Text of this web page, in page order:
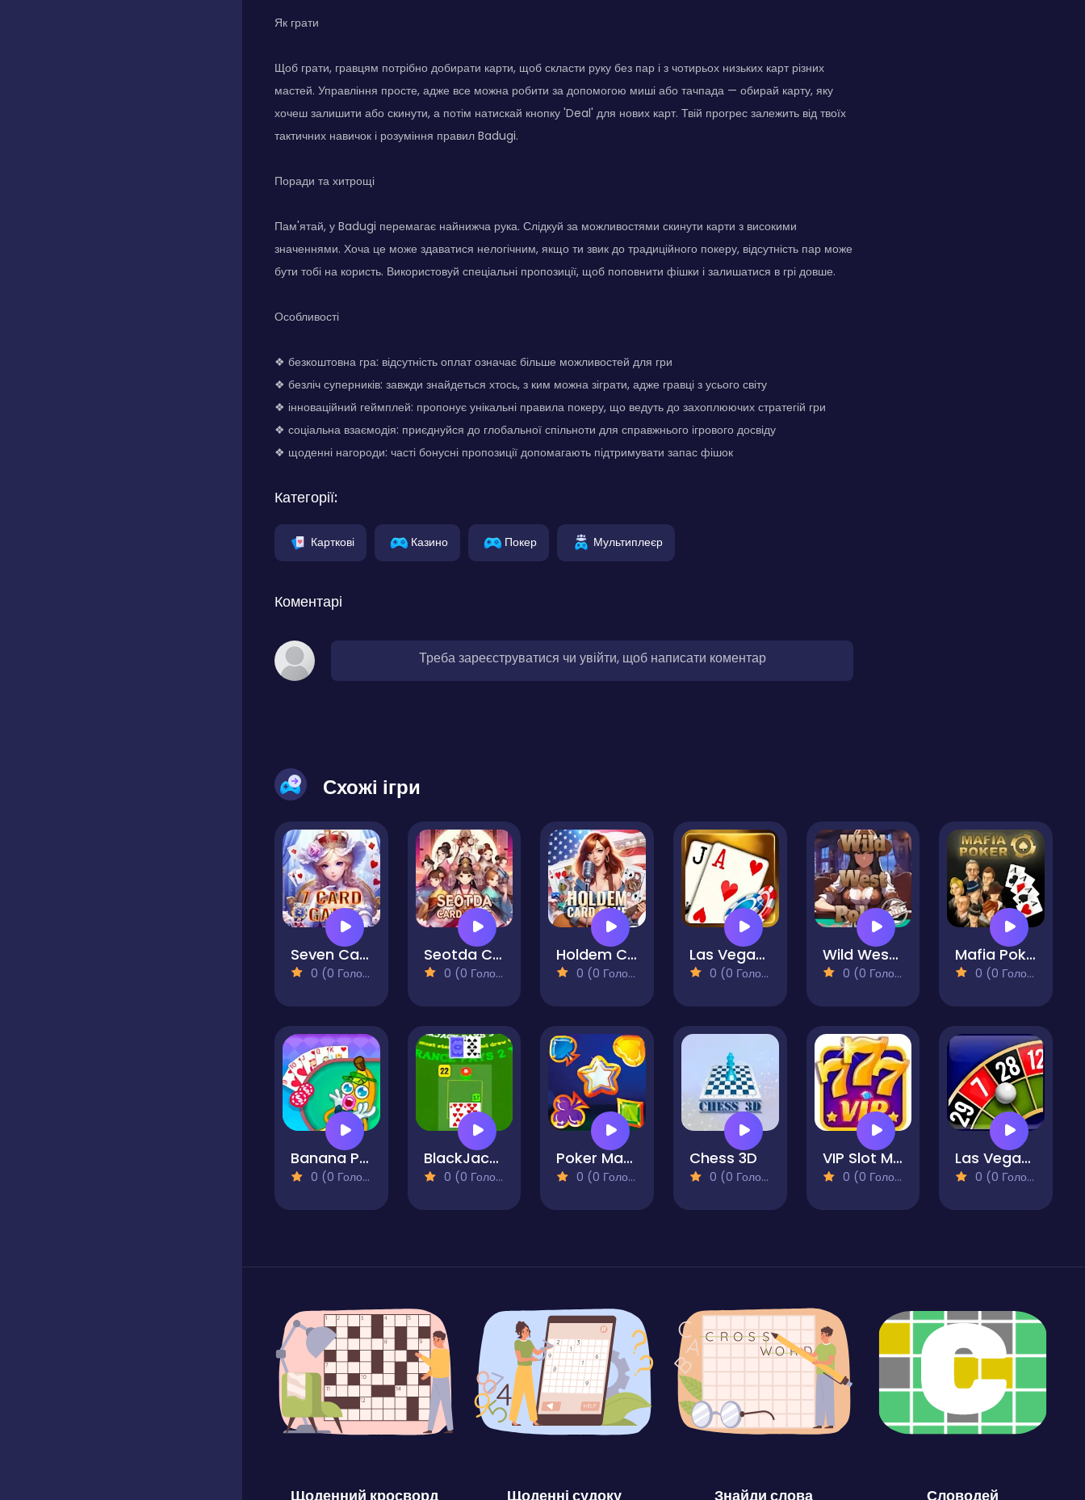
Як грати
Щоб грати, гравцям потрібно добирати карти, щоб скласти руку без пар і з чотирьох низьких карт різних
мастей. Управління просте, адже все можна робити за допомогою миші або тачпада — обирай карту, яку
хочеш залишити або скинути, а потім натискай кнопку 'Deal' для нових карт. Твій прогрес залежить від твоїх
тактичних навичок і розуміння правил Badugi.
Поради та хитрощі
Пам'ятай, у Badugi перемагає найнижча рука. Слідкуй за можливостями скинути карти з високими
значеннями. Хоча це може здаватися нелогічним, якщо ти звик до традиційного покеру, відсутність пар може
бути тобі на користь. Використовуй спеціальні пропозиції, щоб поповнити фішки і залишатися в грі довше.
Особливості
❖ безкоштовна гра: відсутність оплат означає більше можливостей для гри
❖ безліч суперників: завжди знайдеться хтось, з ким можна зіграти, адже гравці з усього світу
❖ інноваційний геймплей: пропонує унікальні правила покеру, що ведуть до захоплюючих стратегій гри
❖ соціальна взаємодія: приєднуйся до глобальної спільноти для справжнього ігрового досвіду
❖ щоденні нагороди: часті бонусні пропозиції допомагають підтримувати запас фішок
Категорії:
Карткові Казино Покер Мультиплеєр
Коментарі
Треба зареєструватися чи увійти, щоб написати коментар
Схожі ігри
Seven Card Game
0 (0 Голосів)
Seotda Card Game
0 (0 Голосів)
Holdem Card Game
0 (0 Голосів)
Las Vegas Blackjack
0 (0 Голосів)
Wild West Poker Lite
0 (0 Голосів)
Mafia Poker
0 (0 Голосів)
Banana Poker
0 (0 Голосів)
BlackJack Super
0 (0 Голосів)
Poker Match King
0 (0 Голосів)
Chess 3D
0 (0 Голосів)
VIP Slot Machine
0 (0 Голосів)
Las Vegas Roulette
0 (0 Голосів)
Щоденний кросворд Щоденні судоку Знайди слова Словодей